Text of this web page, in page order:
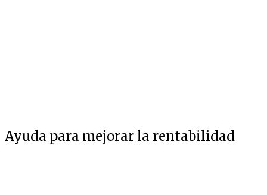
Ayuda para mejorar la rentabilidad